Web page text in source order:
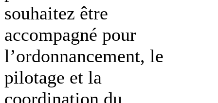
souhaitez être
accompagné pour
l’ordonnancement, le
pilotage et la
coordination du